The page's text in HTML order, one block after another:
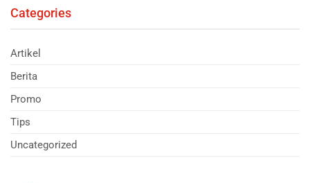
Categories
Artikel
Berita
Promo
Tips
Uncategorized